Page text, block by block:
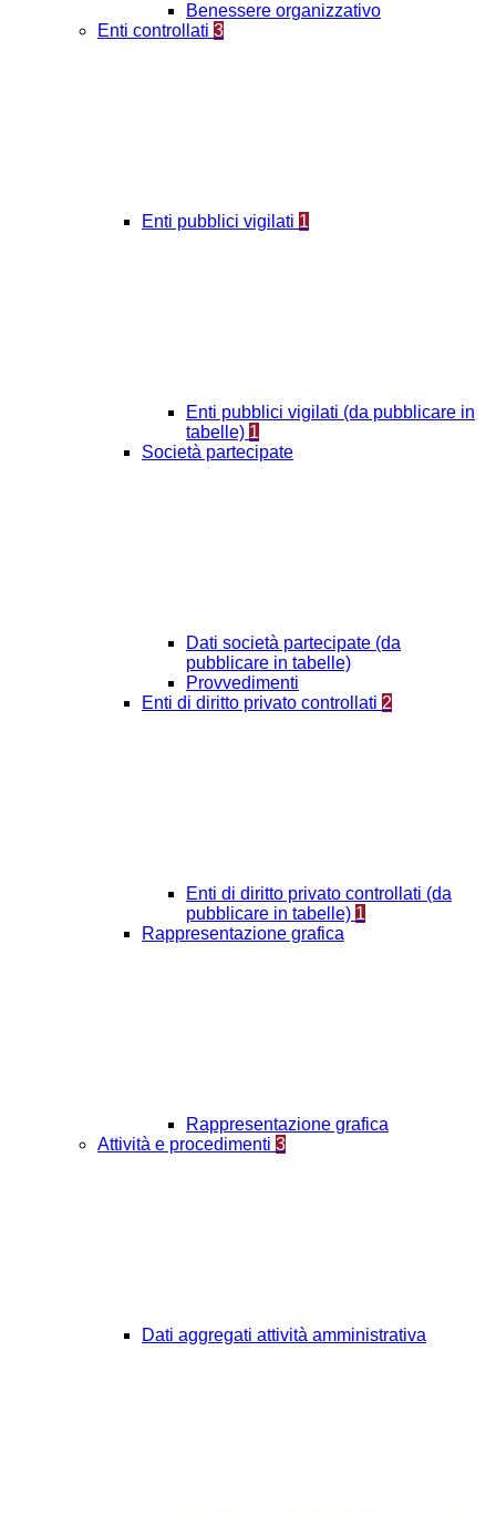
Benessere organizzativo
Enti controllati 3
Enti pubblici vigilati 1
Enti pubblici vigilati (da pubblicare in
tabelle) 1
Società partecipate
Dati società partecipate (da
pubblicare in tabelle)
Provvedimenti
Enti di diritto privato controllati 2
Enti di diritto privato controllati (da
pubblicare in tabelle) 1
Rappresentazione grafica
Rappresentazione grafica
Attività e procedimenti 3
Dati aggregati attività amministrativa